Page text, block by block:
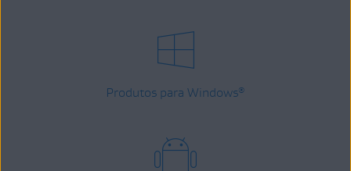
Produtos para Windows®